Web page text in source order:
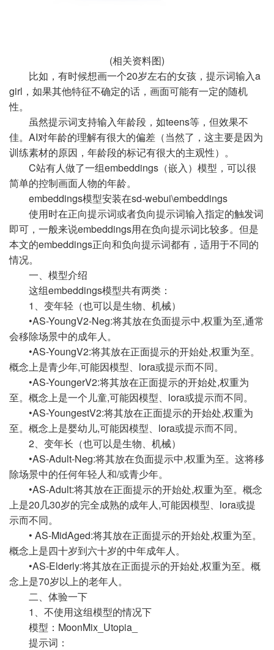
(相关资料图)
比如，有时候想画一个20岁左右的女孩，提示词输入a
girl，如果其他特征不确定的话，画面可能有一定的随机
性。
虽然提示词支持输入年龄段，如teens等，但效果不
佳。AI对年龄的理解有很大的偏差（当然了，这主要是因为
训练素材的原因，年龄段的标记有很大的主观性）。
C站有人做了一组embeddings（嵌入）模型，可以很
简单的控制画面人物的年龄。
embeddings模型安装在sd-webui\embeddings
使用时在正向提示词或者负向提示词输入指定的触发词
即可，一般来说embeddings用在负向提示词比较多。但是
本文的embeddings正向和负向提示词都有，适用于不同的
情况。
一、模型介绍
这组embeddings模型共有两类：
1、变年轻（也可以是生物、机械）
•AS-YoungV2-Neg:将其放在负面提示中,权重为至,通常
会移除场景中的成年人。
•AS-YoungV2:将其放在正面提示的开始处,权重为至。
概念上是青少年,可能因模型、lora或提示而不同。
•AS-YoungerV2:将其放在正面提示的开始处,权重为
至。概念上是一个儿童,可能因模型、lora或提示而不同。
•AS-YoungestV2:将其放在正面提示的开始处,权重为
至。概念上是婴幼儿,可能因模型、lora或提示而不同。
2、变年长（也可以是生物、机械）
•AS-Adult-Neg:将其放在负面提示中,权重为至。这将移
除场景中的任何年轻人和/或青少年。
•AS-Adult:将其放在正面提示的开始处,权重为至。概念
上是20几30岁的完全成熟的成年人,可能因模型、lora或提
示而不同。
• AS-MidAged:将其放在正面提示的开始处,权重为至。
概念上是四十岁到六十岁的中年成年人。
•AS-Elderly:将其放在正面提示的开始处,权重为至。概
念上是70岁以上的老年人。
二、体验一下
1、不使用这组模型的情况下
模型：MoonMix_Utopia_
提示词：